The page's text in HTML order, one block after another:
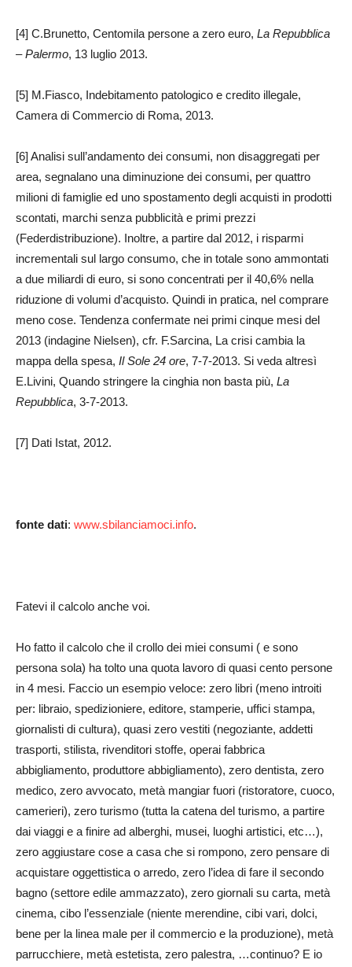
[4] C.Brunetto, Centomila persone a zero euro, La Repubblica
– Palermo, 13 luglio 2013.
[5] M.Fiasco, Indebitamento patologico e credito illegale,
Camera di Commercio di Roma, 2013.
[6] Analisi sull’andamento dei consumi, non disaggregati per
area, segnalano una diminuzione dei consumi, per quattro
milioni di famiglie ed uno spostamento degli acquisti in prodotti
scontati, marchi senza pubblicità e primi prezzi
(Federdistribuzione). Inoltre, a partire dal 2012, i risparmi
incrementali sul largo consumo, che in totale sono ammontati
a due miliardi di euro, si sono concentrati per il 40,6% nella
riduzione di volumi d’acquisto. Quindi in pratica, nel comprare
meno cose. Tendenza confermate nei primi cinque mesi del
2013 (indagine Nielsen), cfr. F.Sarcina, La crisi cambia la
mappa della spesa, Il Sole 24 ore, 7-7-2013. Si veda altresì
E.Livini, Quando stringere la cinghia non basta più, La
Repubblica, 3-7-2013.
[7] Dati Istat, 2012.
fonte dati: www.sbilanciamoci.info.
Fatevi il calcolo anche voi.
Ho fatto il calcolo che il crollo dei miei consumi ( e sono
persona sola) ha tolto una quota lavoro di quasi cento persone
in 4 mesi. Faccio un esempio veloce: zero libri (meno introiti
per: libraio, spedizioniere, editore, stamperie, uffici stampa,
giornalisti di cultura), quasi zero vestiti (negoziante, addetti
trasporti, stilista, rivenditori stoffe, operai fabbrica
abbigliamento, produttore abbigliamento), zero dentista, zero
medico, zero avvocato, metà mangiar fuori (ristoratore, cuoco,
camerieri), zero turismo (tutta la catena del turismo, a partire
dai viaggi e a finire ad alberghi, musei, luoghi artistici, etc…),
zero aggiustare cose a casa che si rompono, zero pensare di
acquistare oggettistica o arredo, zero l’idea di fare il secondo
bagno (settore edile ammazzato), zero giornali su carta, metà
cinema, cibo l’essenziale (niente merendine, cibi vari, dolci,
bene per la linea male per il commercio e la produzione), metà
parrucchiere, metà estetista, zero palestra, …continuo? E io